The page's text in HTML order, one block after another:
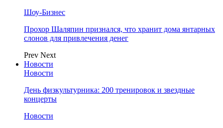
Шоу-Бизнес
Прохор Шаляпин признался, что хранит дома янтарных
слонов для привлечения денег
Prev Next
Новости
Новости
День физкультурника: 200 тренировок и звездные
концерты
Новости